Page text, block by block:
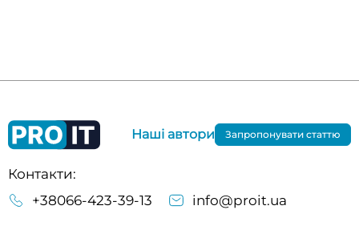
Контакти:
+38066-423-39-13
info@proit.ua
Наші автори Запропонувати статтю